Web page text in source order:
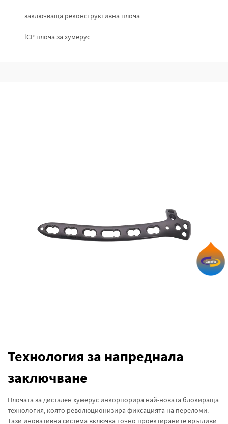
заключваща реконструктивна плоча
lCP плоча за хумерус
Технология за напреднала
заключване
Плочата за дистален хумерус инкорпорира най-новата блокираща
технология, която революционизира фиксацията на переломи.
Тази иновативна система включва точно проектираните врътливи